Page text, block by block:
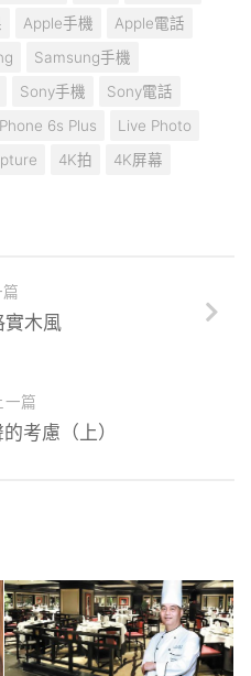
Apple手機
Apple電話
Samsung手機
Sony手機
Sony電話
6s Plus
Live Photo
4K拍
4K屏幕
實木風
一篇
考慮（上）